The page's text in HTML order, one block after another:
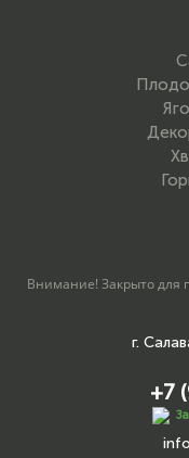
Внимание! Закрыто для
г.
+7